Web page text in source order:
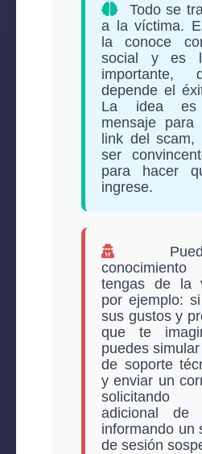
Todo se
a la víctima.
la conoce
social y es
depende el
La idea es
mensaje para
link del scam,
ser
para hacer
ingrese.
tengas de la
por ejemplo:
sus gustos y
que te
puedes
de soporte
y enviar un
solicitando
adicional
informando un
de sesión